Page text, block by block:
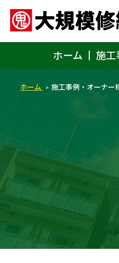
ホーム
施
ホーム 施工事例・オーナー